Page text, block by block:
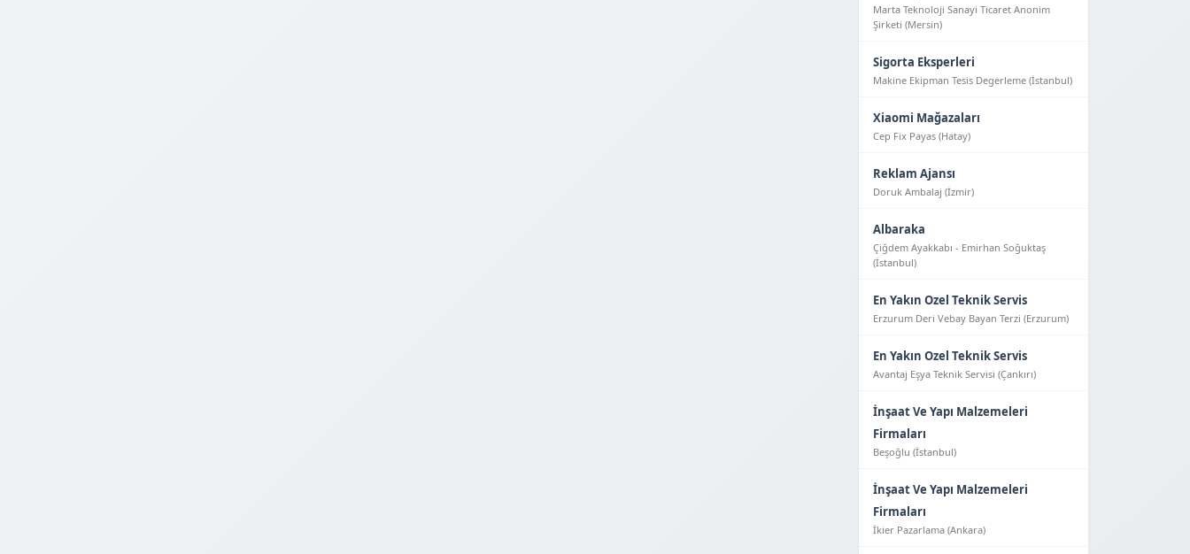
Marta Teknoloji Sanayi Ticaret Anonim
Şirketi (Mersin)
Sigorta Eksperleri
Makine Ekipman Tesis Degerleme (İstanbul)
Xiaomi Mağazaları
Cep Fix Payas (Hatay)
Reklam Ajansı
Doruk Ambalaj (İzmir)
Albaraka
Çiğdem Ayakkabı - Emirhan Soğuktaş
(İstanbul)
En Yakın Ozel Teknik Servis
Erzurum Deri Vebay Bayan Terzi (Erzurum)
En Yakın Ozel Teknik Servis
Avantaj Eşya Tekni̇k Servi̇si̇ (Çankırı)
İnşaat Ve Yapı Malzemeleri
Firmaları
Beşoğlu (İstanbul)
İnşaat Ve Yapı Malzemeleri
Firmaları
İkier Pazarlama (Ankara)